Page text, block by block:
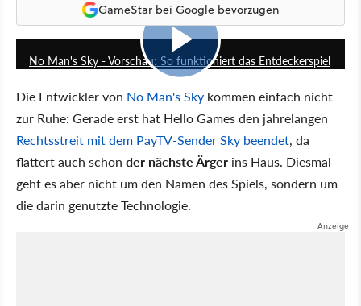
GameStar bei Google bevorzugen
4:34
No Man's Sky - Vorschau: So funktioniert das Entdeckerspiel
Die Entwickler von No Man's Sky kommen einfach nicht
zur Ruhe: Gerade erst hat Hello Games den jahrelangen
Rechtsstreit mit dem PayTV-Sender Sky beendet, da
flattert auch schon der nächste Ärger ins Haus. Diesmal
geht es aber nicht um den Namen des Spiels, sondern um
die darin genutzte Technologie.